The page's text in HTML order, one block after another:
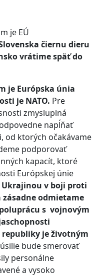
je EÚ
čiernu dieru
vrátime späť do
je Európska únia
je NATO. Pre
zmysluplná
napĺňať
od ktorých očakávame
podporovať
kapacít, ktoré
Európskej únie
Ukrajinou v boji proti
zásadne odmietame
s vojnovým
republiky je životným
bude smerovať
personálne
a vysoko